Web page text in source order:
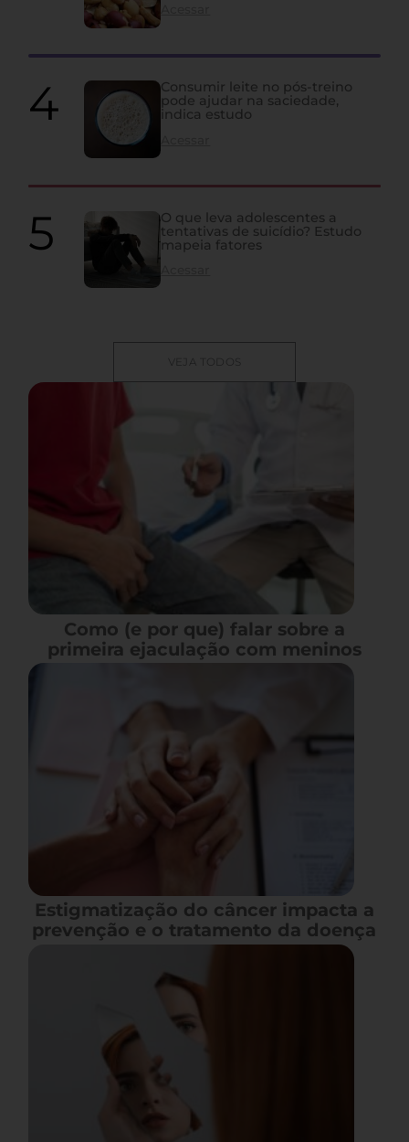
Consumir leite no pós-treino
pode ajudar na saciedade,
indica estudo
O que leva adolescentes a
tentativas de suicídio? Estudo
mapeia fatores
VEJA TODOS
Como (e por que) falar sobre a
primeira ejaculação com meninos
Estigmatização do câncer impacta a
prevenção e o tratamento da doença